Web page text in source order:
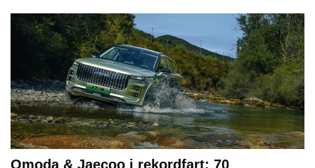
Omoda & Jaecoo i rekordfart: 70